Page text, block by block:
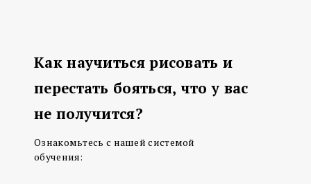
Как научиться рисовать и
перестать бояться, что у вас
не получится?
Ознакомьтесь с нашей системой
обучения: